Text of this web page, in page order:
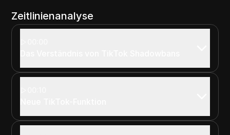
Zeitlinienanalyse